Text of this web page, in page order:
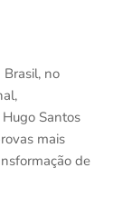
no
Santos
mais
de